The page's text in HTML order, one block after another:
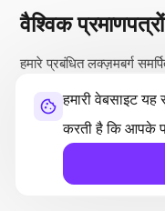
हमारी वेबसाइट
करती है कि आपके
वैश्विक
हमारे प्रबंधित लक्ज़मबर्ग
से उन्नत नेटवर्क ट्रैफ़िक
तर्क के साथ विशिष्ट कार्यों
अत्याधुनिक हार्डवेयर और